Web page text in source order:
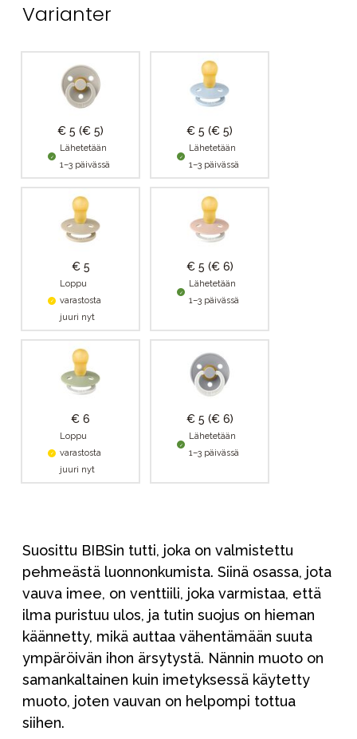
Varianter
€ 5 (€ 5)
Lähetetään
1–3 päivässä
€ 5 (€ 5)
Lähetetään
1–3 päivässä
€ 5
Loppu
varastosta
juuri nyt
€ 5 (€ 6)
Lähetetään
1–3 päivässä
€ 6
Loppu
varastosta
juuri nyt
€ 5 (€ 6)
Lähetetään
1–3 päivässä
Suosittu BIBSin tutti, joka on valmistettu
pehmeästä luonnonkumista. Siinä osassa, jota
vauva imee, on venttiili, joka varmistaa, että
ilma puristuu ulos, ja tutin suojus on hieman
käännetty, mikä auttaa vähentämään suuta
ympäröivän ihon ärsytystä. Nännin muoto on
samankaltainen kuin imetyksessä käytetty
muoto, joten vauvan on helpompi tottua
siihen.